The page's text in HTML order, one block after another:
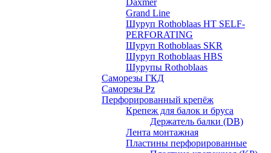
Daxmer
Grand Line
Шуруп Rothoblaas HT SELF-
PERFORATING
Шуруп Rothoblaas SKR
Шуруп Rothoblaas НВS
Шурупы Rothoblaas
Саморeзы ГКД
Саморезы Pz
Перфорированный крепёж
Крепеж для балок и бруса
Держатель балки (DB)
Лента монтажнaя
Пластины перфорированные